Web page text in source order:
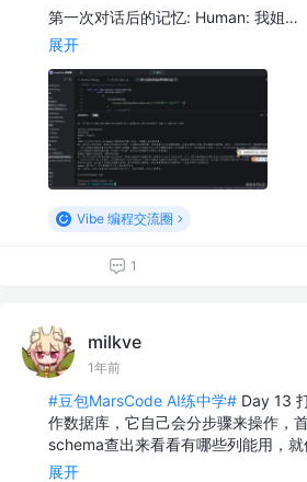
第一次对话后的记忆: Human: 我姐…
展开
Vibe 编程交流圈
1
milkve
1年前
#豆包MarsCode AI练中学# Day 13
作数据库，它自己会分步骤来操作，
schema查出来看看有哪些列能用，
展开